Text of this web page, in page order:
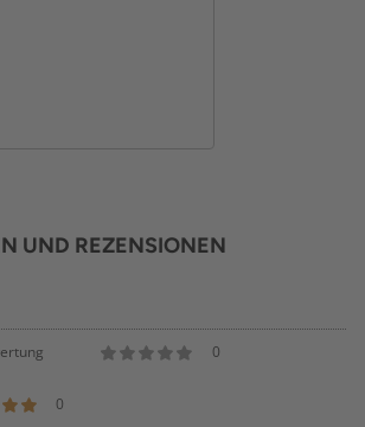
UND REZENSIONEN
0
0